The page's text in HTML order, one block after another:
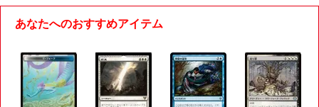
あなたへのおすすめアイテム